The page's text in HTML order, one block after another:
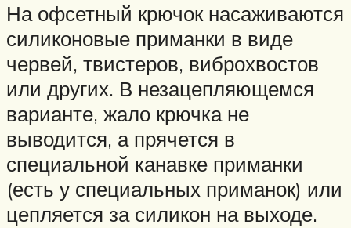
На офсетный крючок насаживаются
силиконовые приманки в виде
червей, твистеров, виброхвостов
или других. В незацепляющемся
варианте, жало крючка не
выводится, а прячется в
специальной канавке приманки
(есть у специальных приманок) или
цепляется за силикон на выходе.